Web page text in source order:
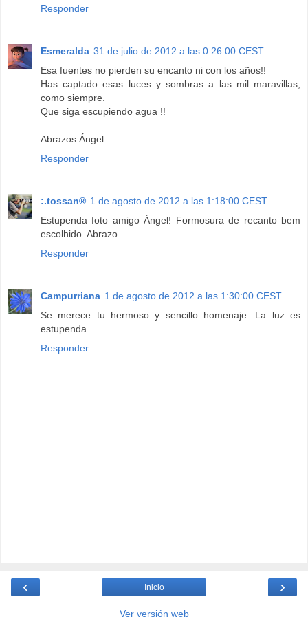
Responder
Esmeralda 31 de julio de 2012 a las 0:26:00 CEST
Esa fuentes no pierden su encanto ni con los años!!
Has captado esas luces y sombras a las mil maravillas,
como siempre.
Que siga escupiendo agua !!
Abrazos Ángel
Responder
:.tossan® 1 de agosto de 2012 a las 1:18:00 CEST
Estupenda foto amigo Ángel! Formosura de recanto bem
escolhido. Abrazo
Responder
Campurriana 1 de agosto de 2012 a las 1:30:00 CEST
Se merece tu hermoso y sencillo homenaje. La luz es
estupenda.
Responder
‹ ›
Inicio
Ver versión web